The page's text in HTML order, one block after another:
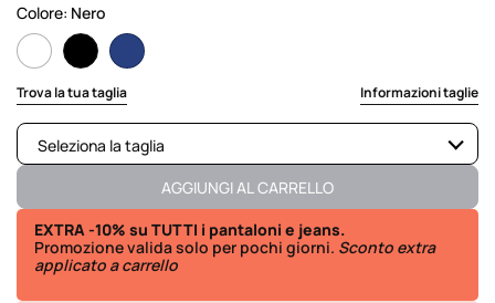
Colore: Nero
selected
Trova la tua taglia Informazioni taglie
Seleziona la taglia
AGGIUNGI AL CARRELLO
EXTRA -10% su TUTTI i pantaloni e jeans.
Promozione valida solo per pochi giorni. Sconto extra
applicato a carrello